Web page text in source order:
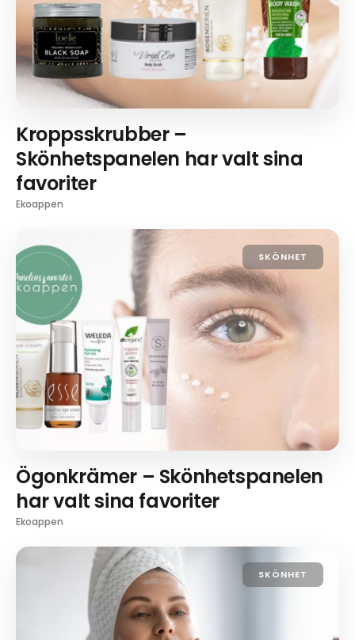
Kroppsskrubber –
Skönhetspanelen har valt sina
favoriter
Ekoappen
SKÖNHET
Ögonkrämer – Skönhetspanelen
har valt sina favoriter
Ekoappen
SKÖNHET